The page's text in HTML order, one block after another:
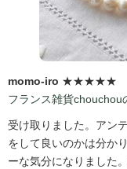
momo-iro ★★★★★
フランス雑貨chouchou
受け取りました。アン
をして良いのかは分か
ーな気分になりました